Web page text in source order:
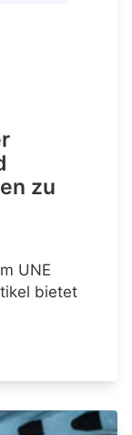
zu
UNE
bietet